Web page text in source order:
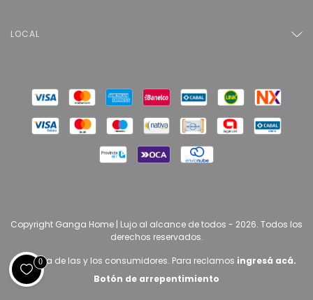
LOCAL
Copyright Ganga Home | Lujo al alcance de todos - 2026. Todos los
derechos reservados.
Defensa de las y los consumidores. Para reclamos ingresá acá.
Botón de arrepentimiento
0